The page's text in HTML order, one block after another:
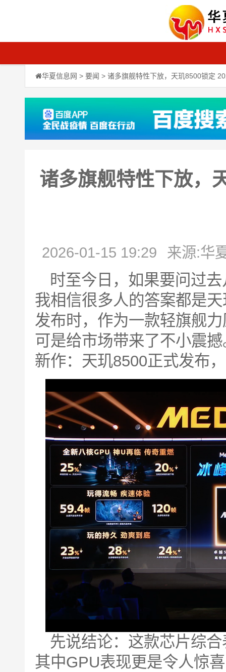
华夏信息网 > 要闻 > 诸多旗舰特性下放，天玑8500锁定
诸多旗舰特性下放，
2026-01-15 19:29 来源:华
时至今日，如果要问过
我相信很多人的答案都是
发布时，作为一款轻旗舰
可是给市场带来了不小震
新作：天玑8500正式发布
先说结论：这款芯片综
其中GPU表现更是令人惊